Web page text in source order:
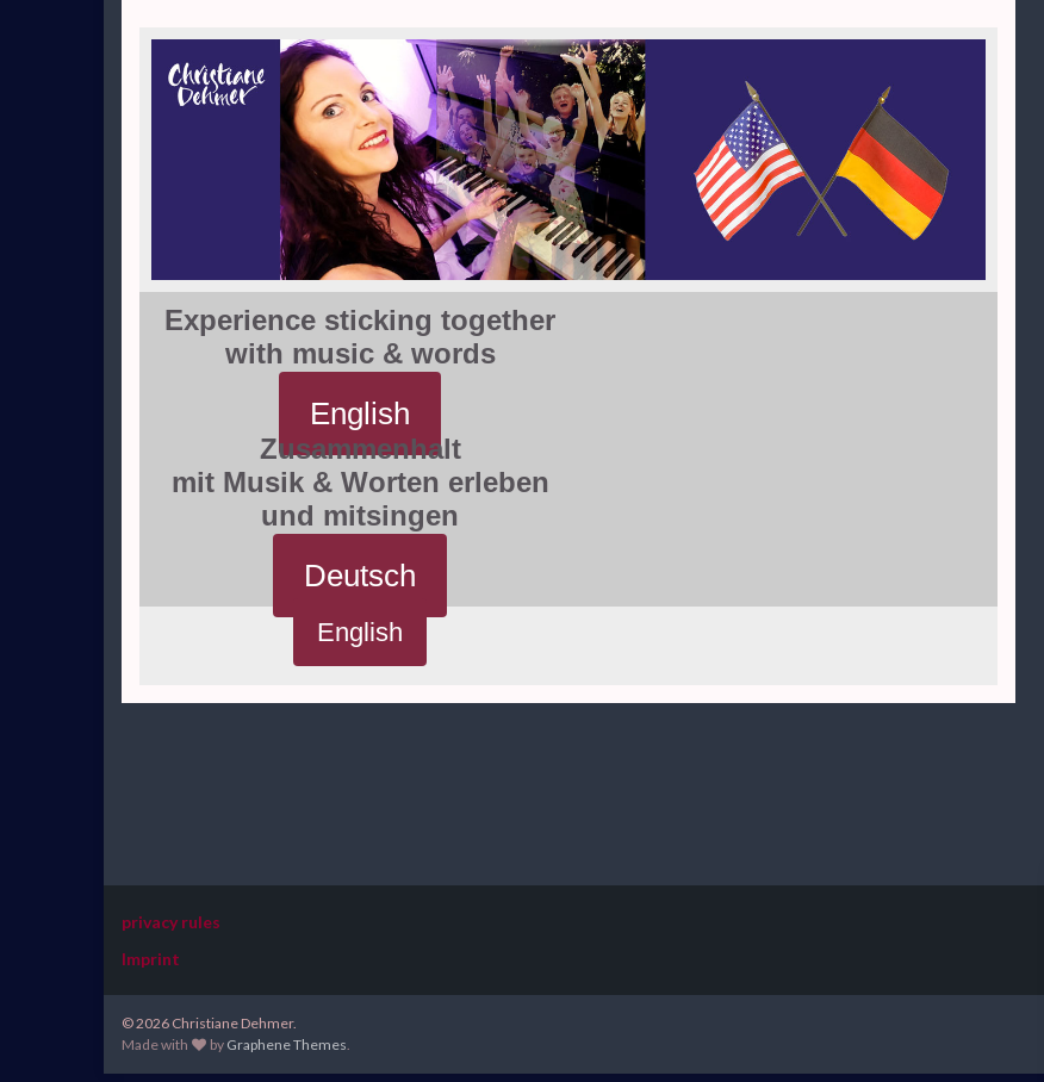
Experience sticking together
with music & words
English
Zusammenhalt
mit Musik & Worten erleben
und mitsingen
Deutsch
English
privacy rules
Imprint
© 2026 Christiane Dehmer.
Made with
by Graphene Themes